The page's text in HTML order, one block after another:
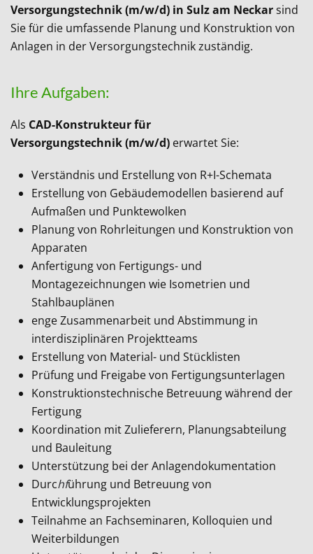
Versorgungstechnik (m/w/d) in Sulz am Neckarsind
Sie für die umfassende Planung und Konstruktion von
Anlagen in der Versorgungstechnik zuständig.
Ihre Aufgaben:
Als CAD-Konstrukteur für
Versorgungstechnik (m/w/d) erwartet Sie:
Verständnis und Erstellung von R+I-Schemata
Erstellung von Gebäudemodellen basierend auf
Aufmaßen und Punktewolken
Planung von Rohrleitungen und Konstruktion von
Apparaten
Anfertigung von Fertigungs- und
Montagezeichnungen wie Isometrien und
Stahlbauplänen
enge Zusammenarbeit und Abstimmung in
interdisziplinären Projektteams
Erstellung von Material- und Stücklisten
Prüfung und Freigabe von Fertigungsunterlagen
Konstruktionstechnische Betreuung während der
Fertigung
Koordination mit Zulieferern, Planungsabteilung
und Bauleitung
Unterstützung bei der Anlagendokumentation
Durchführung und Betreuung von
Entwicklungsprojekten
Teilnahme an Fachseminaren, Kolloquien und
Weiterbildungen